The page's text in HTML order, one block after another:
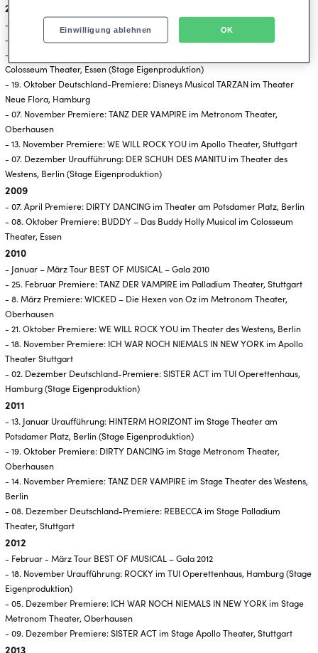
2008
- 28. Februar Premiere: BLUE MAN GROUP im Apollo Theater, Stuttgart
- 20. April Premiere: ELISABETH im Theater des Westens, Berlin
- 05. Oktober Deutschland-Premiere: ICH WILL SPASS! – Das Musical im
Colosseum Theater, Essen (Stage Eigenproduktion)
- 19. Oktober Deutschland-Premiere: Disneys Musical TARZAN im Theater
Neue Flora, Hamburg
- 07. November Premiere: TANZ DER VAMPIRE im Metronom Theater,
Oberhausen
- 13. November Premiere: WE WILL ROCK YOU im Apollo Theater, Stuttgart
- 07. Dezember Uraufführung: DER SCHUH DES MANITU im Theater des
Westens, Berlin (Stage Eigenproduktion)
2009
- 07. April Premiere: DIRTY DANCING im Theater am Potsdamer Platz, Berlin
- 08. Oktober Premiere: BUDDY – Das Buddy Holly Musical im Colosseum
Theater, Essen
2010
- Januar – März Tour BEST OF MUSICAL – Gala 2010
- 25. Februar Premiere: TANZ DER VAMPIRE im Palladium Theater, Stuttgart
- 8. März Premiere: WICKED – Die Hexen von Oz im Metronom Theater,
Oberhausen
- 21. Oktober Premiere: WE WILL ROCK YOU im Theater des Westens, Berlin
- 18. November Premiere: ICH WAR NOCH NIEMALS IN NEW YORK im Apollo
Theater Stuttgart
- 02. Dezember Deutschland-Premiere: SISTER ACT im TUI Operettenhaus,
Hamburg (Stage Eigenproduktion)
2011
- 13. Januar Uraufführung: HINTERM HORIZONT im Stage Theater am
Potsdamer Platz, Berlin (Stage Eigenproduktion)
- 19. Oktober Premiere: DIRTY DANCING im Stage Metronom Theater,
Oberhausen
- 14. November Premiere: TANZ DER VAMPIRE im Stage Theater des Westens,
Berlin
- 08. Dezember Deutschland-Premiere: REBECCA im Stage Palladium
Theater, Stuttgart
2012
- Februar - März Tour BEST OF MUSICAL – Gala 2012
- 18. November Uraufführung: ROCKY im TUI Operettenhaus, Hamburg (Stage
Eigenproduktion)
- 05. Dezember Premiere: ICH WAR NOCH NIEMALS IN NEW YORK im Stage
Metronom Theater, Oberhausen
- 09. Dezember Premiere: SISTER ACT im Stage Apollo Theater, Stuttgart
2013
Einwilligung ablehnen OK